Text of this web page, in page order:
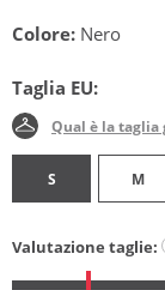
Colore: Nero
Taglia EU:
Qual è la taglia
S M
Valutazione taglie: